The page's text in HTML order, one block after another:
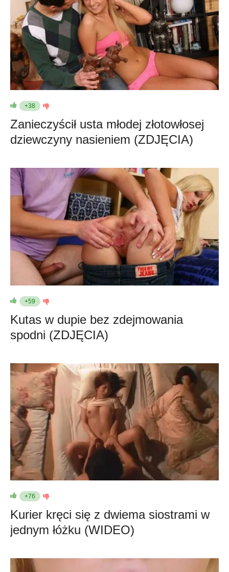
+38
Zanieczyścił usta młodej złotowłosej
dziewczyny nasieniem (ZDJĘCIA)
+59
Kutas w dupie bez zdejmowania
spodni (ZDJĘCIA)
+76
Kurier kręci się z dwiema siostrami w
jednym łóżku (WIDEO)